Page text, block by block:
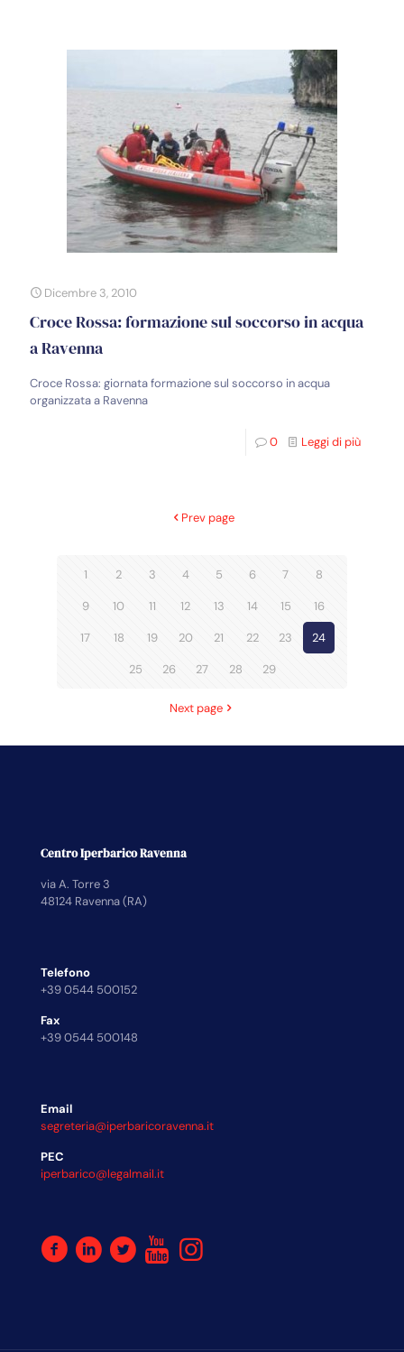
Dicembre 3, 2010
Croce Rossa: formazione sul soccorso in acqua
a Ravenna
Croce Rossa: giornata formazione sul soccorso in acqua
organizzata a Ravenna
0 Leggi di più
Prev page
1 2 3 4 5 6 7 8
9 10 11 12 13 14 15 16
17 18 19 20 21 22 23 24
25 26 27 28 29
Next page
Centro Iperbarico Ravenna
via A. Torre 3
48124 Ravenna (RA)
Telefono
+39 0544 500152
Fax
+39 0544 500148
Email
segreteria@iperbaricoravenna.it
PEC
iperbarico@legalmail.it